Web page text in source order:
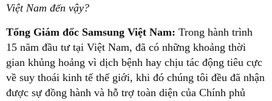
Việt Nam đến vậy?
Tổng Giám đốc Samsung Việt Nam: Trong hành trình
15 năm đầu tư tại Việt Nam, đã có những khoảng thời
gian khủng hoảng vì dịch bệnh hay chịu tác động tiêu cực
về suy thoái kinh tế thế giới, khi đó chúng tôi đều đã nhận
được sự đồng hành và hỗ trợ toàn diện của Chính phủ